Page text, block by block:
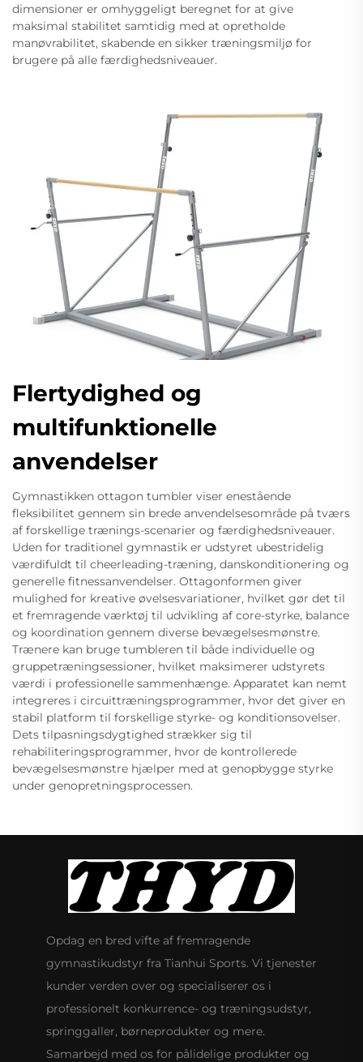
dimensioner er omhyggeligt beregnet for at give
maksimal stabilitet samtidig med at opretholde
manøvrabilitet, skabende en sikker træningsmiljø for
brugere på alle færdighedsniveauer.
Flertydighed og
multifunktionelle
anvendelser
Gymnastikken ottagon tumbler viser enestående
fleksibilitet gennem sin brede anvendelsesområde på tværs
af forskellige trænings-scenarier og færdighedsniveauer.
Uden for traditionel gymnastik er udstyret ubestridelig
værdifuldt til cheerleading-træning, danskonditionering og
generelle fitnessanvendelser. Ottagonformen giver
mulighed for kreative øvelsesvariationer, hvilket gør det til
et fremragende værktøj til udvikling af core-styrke, balance
og koordination gennem diverse bevægelsesmønstre.
Trænere kan bruge tumbleren til både individuelle og
gruppetræningsessioner, hvilket maksimerer udstyrets
værdi i professionelle sammenhænge. Apparatet kan nemt
integreres i circuittræningsprogrammer, hvor det giver en
stabil platform til forskellige styrke- og konditionsovelser.
Dets tilpasningsdygtighed strækker sig til
rehabiliteringsprogrammer, hvor de kontrollerede
bevægelsesmønstre hjælper med at genopbygge styrke
under genopretningsprocessen.
Opdag en bred vifte af fremragende
gymnastikudstyr fra Tianhui Sports. Vi tjenester
kunder verden over og specialiserer os i
professionelt konkurrence- og træningsudstyr,
springgaller, børneprodukter og mere.
Samarbejd med os for pålidelige produkter og